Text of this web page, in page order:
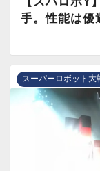
手。性能は優
スーパーロボット大